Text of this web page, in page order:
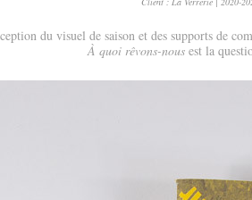
du visuel de saison et des supports de
À quoi rêvons-nousest la